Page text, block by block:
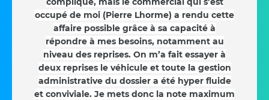
occupé de moi (Pierre Lhorme) a rendu cette
affaire possible grâce à sa capacité à
répondre à mes besoins, notamment au
niveau des reprises. On m’a fait essayer à
deux reprises le véhicule et toute la gestion
administrative du dossier a été hyper fluide
et conviviale. Je mets donc la note maximum